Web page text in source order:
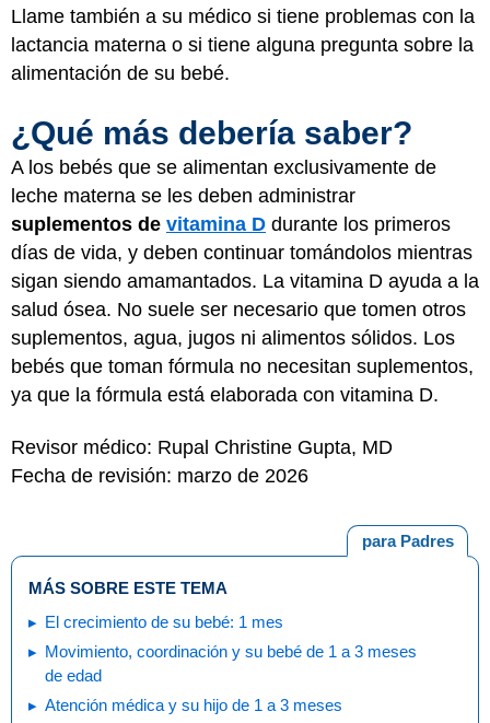
Llame también a su médico si tiene problemas con la
lactancia materna o si tiene alguna pregunta sobre la
alimentación de su bebé.
¿Qué más debería saber?
A los bebés que se alimentan exclusivamente de
leche materna se les deben administrar
suplementos de vitamina D durante los primeros
días de vida, y deben continuar tomándolos mientras
sigan siendo amamantados. La vitamina D ayuda a la
salud ósea. No suele ser necesario que tomen otros
suplementos, agua, jugos ni alimentos sólidos. Los
bebés que toman fórmula no necesitan suplementos,
ya que la fórmula está elaborada con vitamina D.
Revisor médico: Rupal Christine Gupta, MD
Fecha de revisión: marzo de 2026
para Padres
MÁS SOBRE ESTE TEMA
El crecimiento de su bebé: 1 mes
Movimiento, coordinación y su bebé de 1 a 3 meses
de edad
Atención médica y su hijo de 1 a 3 meses